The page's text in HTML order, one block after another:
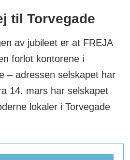
til Torvegade
av jubileet er at FREJA
forlot kontorene i
– adressen selskapet har
14. mars har selskapet
lokaler i Torvegade